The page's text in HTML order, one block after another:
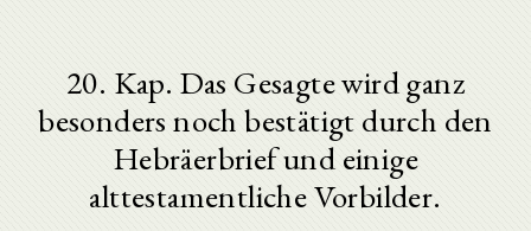
20. Kap. Das Gesagte wird ganz
besonders noch bestätigt durch den
Hebräerbrief und einige
alttestamentliche Vorbilder.